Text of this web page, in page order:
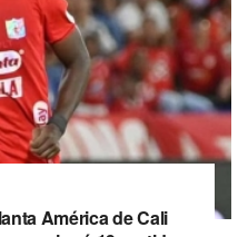
América de Cali